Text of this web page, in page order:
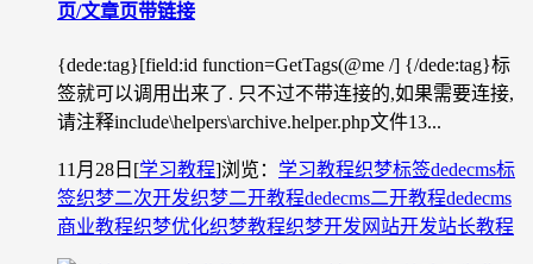
页/文章页带链接
{dede:tag}[field:id function=GetTags(@me /] {/dede:tag}标
签就可以调用出来了. 只不过不带连接的,如果需要连接,
请注释include\helpers\archive.helper.php文件13...
11月28日 [学习教程]浏览： 学习教程织梦标签dedecms标
签织梦二次开发织梦二开教程dedecms二开教程dedecms
商业教程织梦优化织梦教程织梦开发 网站开发站长教程